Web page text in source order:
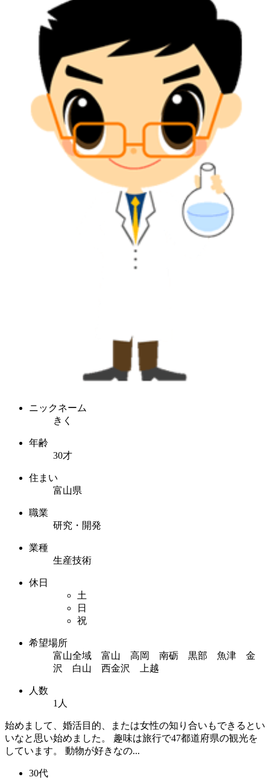
ニックネーム
きく
年齢
30才
住まい
富山県
職業
研究・開発
業種
生産技術
休日
土
日
祝
希望場所
富山全域 富山 高岡 南砺 黒部 魚津 金
沢 白山 西金沢 上越
人数
1人
始めまして、婚活目的、または女性の知り合いもできるとい
いなと思い始めました。 趣味は旅行で47都道府県の観光を
しています。 動物が好きなの...
30代